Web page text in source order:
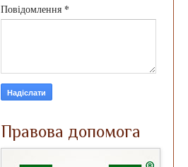
Повідомлення *
Правова допомога